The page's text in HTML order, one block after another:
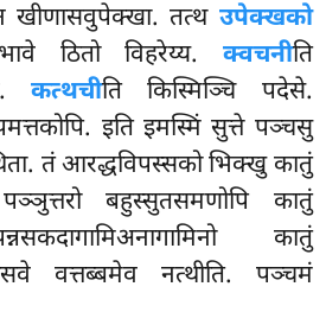
खीणासवुपेक्खा. तत्थ उपेक्खको
ठितो विहरेय्य. क्वचनीति
कत्थचीति किस्मिञ्चि पदेसे.
इति इमस्मिं सुत्ते पञ्चसु
तं आरद्धविपस्सको भिक्खु कातुं
बहुस्सुतसमणोपि कातुं
कातुं
वत्तब्बमेव नत्थीति. पञ्चमं